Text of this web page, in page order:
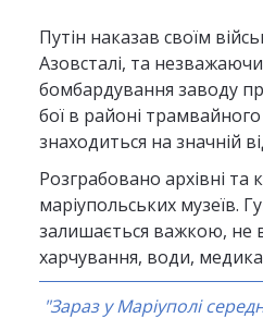
Путін наказав своїм
Азовсталі, та
бомбардування заводу
бої в районі
знаходиться на значній
Розграбовано архівні та
маріупольських музеїв.
залишається важкою, не
харчування, води,
"Зараз у Маріуполі